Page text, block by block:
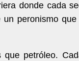
donde cada
peronismo
petróleo.